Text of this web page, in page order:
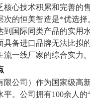
心技术积累和完善的
次的恒美智造是*优选
到国际同类产品的实用
备进口品牌无法比拟
一线厂家的综合实力。
公司）作为国家级高
平。公司拥有100余人的